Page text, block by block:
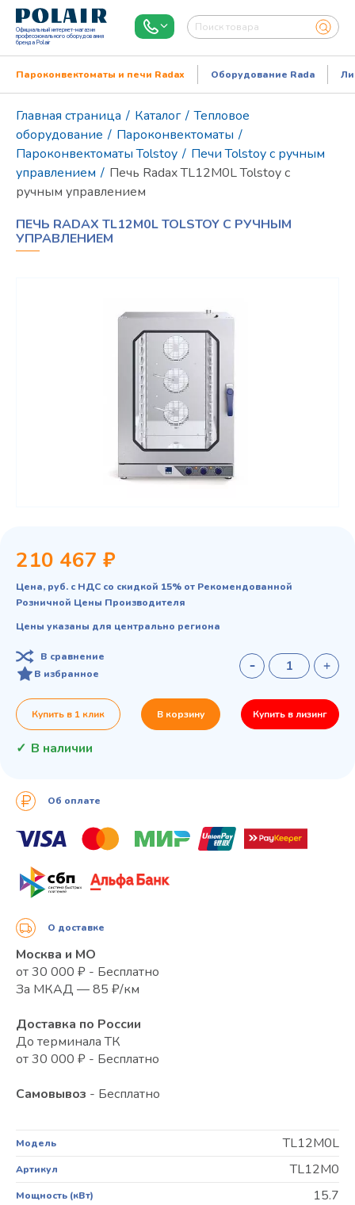
Официальный интернет-магазин
профессионального оборудования
бренда Polair
Пароконвектоматы и печи Radax Оборудование Rada
Главная страница / Каталог / Тепловое
оборудование / Пароконвектоматы /
Пароконвектоматы Tolstoy / Печи Tolstoy с ручным
управлением / Печь Radax TL12M0L Tolstoy с
ручным управлением
ПЕЧЬ RADAX TL12M0L TOLSTOY С РУЧНЫМ
УПРАВЛЕНИЕМ
Модель TL12M0L
Артикул TL12M0
Мощность (кВт) 15.7
210 467 ₽
Цена, руб. с НДС со скидкой 15% от Рекомендованной
Розничной Цены Производителя
Цены указаны для центрально региона
В сравнение
В избранное
Купить в 1 клик В корзину Купить в лизинг
В наличии
Об оплате
О доставке
Москва и МО
от 30 000 ₽ - Бесплатно
За МКАД — 85 ₽/км
Доставка по России
До терминала ТК
от 30 000 ₽ - Бесплатно
Самовывоз - Бесплатно